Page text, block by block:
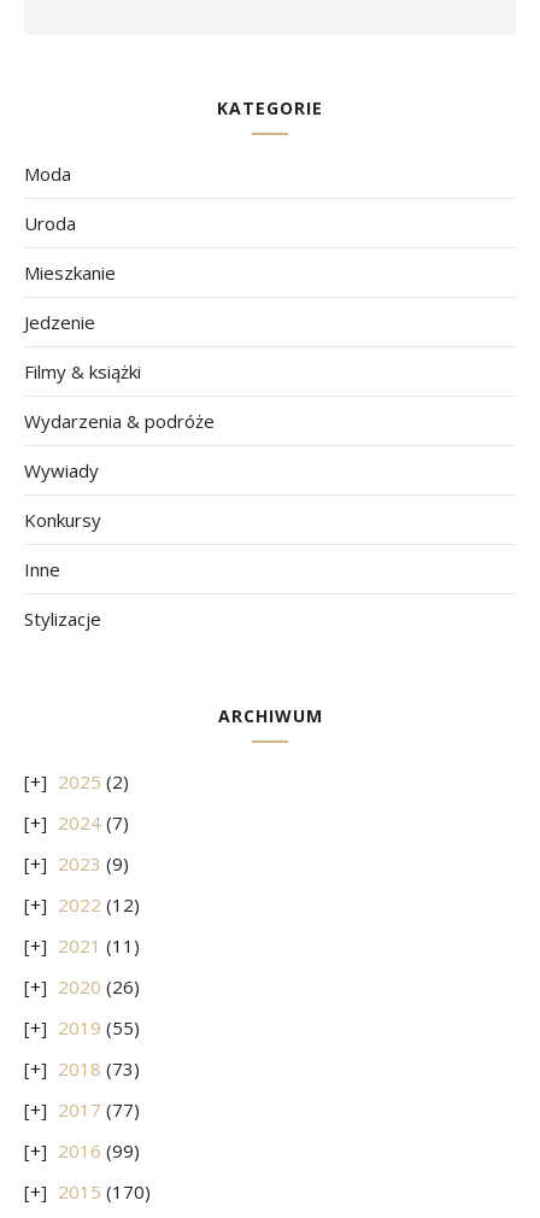
KATEGORIE
Moda
Uroda
Mieszkanie
Jedzenie
Filmy & książki
Wydarzenia & podróże
Wywiady
Konkursy
Inne
Stylizacje
ARCHIWUM
2025 (2)
2024 (7)
2023 (9)
2022 (12)
2021 (11)
2020 (26)
2019 (55)
2018 (73)
2017 (77)
2016 (99)
2015 (170)